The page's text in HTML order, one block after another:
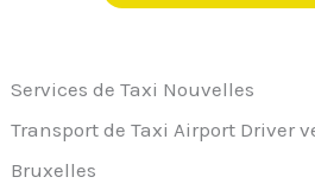
Services de Taxi Nouvelles
Transport de Taxi Airport Driver
Bruxelles